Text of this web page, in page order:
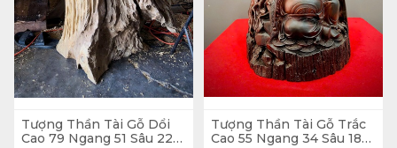
Tượng Thần Tài Gỗ Dổi
Cao 79 Ngang 51 Sâu 22
Tượng Thần Tài Gỗ Trắc
Cao 55 Ngang 34 Sâu 18